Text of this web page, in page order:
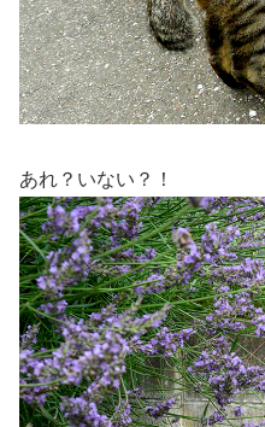
あれ？いない？！